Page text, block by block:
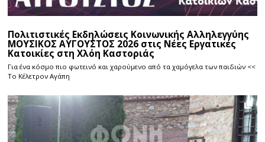
Πολιτιστικές Εκδηλώσεις Κοινωνικής Αλληλεγγύης
ΜΟΥΣΙΚΟΣ ΑΥΓΟΥΣΤΟΣ 2026 στις Νέες Εργατικές
Κατοικίες στη Χλόη Καστοριάς
Για ένα κόσμο πιο φωτεινό και χαρούμενο από τα χαμόγελα των παιδιών <<
Το Κέλετρον Αγάπη